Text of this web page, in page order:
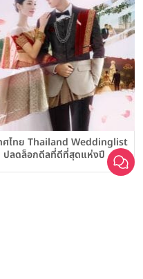
ศไทย Thailand Weddinglist
ปลดล็อกดีลที่ดีที่สุดแห่งปี